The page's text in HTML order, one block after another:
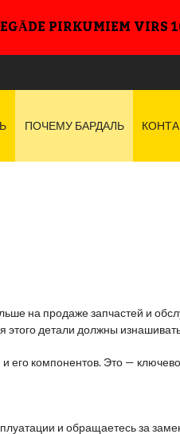
ПОЧЕМУ БАРДАЛЬ
на продаже запчастей и
этого детали должны
его компонентов. Это —
и обращаетесь за
PIRKUMIEM VIRS